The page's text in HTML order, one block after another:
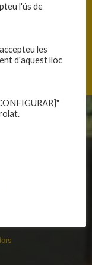
SEGÜENT
masculí
femení
l'ús de
les
d'aquest lloc